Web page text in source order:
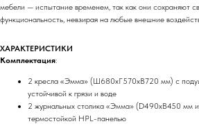
мебели — испытание временем, так как они сохраняют
функциональность, невзирая на любые внешние
ХАРАКТЕРИСТИКИ
Комплектация:
2 кресла «Эмма» (Ш680хГ570хВ720 мм) с
устойчивой к грязи и воде
2 журнальных столика «Эмма» (D490хВ450 мм
термостойкой HPL-панелью